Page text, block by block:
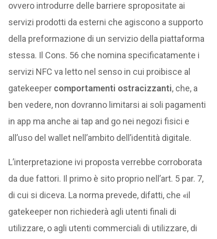
ovvero introdurre delle barriere spropositate ai
servizi prodotti da esterni che agiscono a supporto
della preformazione di un servizio della piattaforma
stessa. Il Cons. 56 che nomina specificatamente i
servizi NFC va letto nel senso in cui proibisce al
gatekeeper comportamenti ostracizzanti, che, a
ben vedere, non dovranno limitarsi ai soli pagamenti
in app ma anche ai tap and go nei negozi fisici e
all’uso del wallet nell’ambito dell’identità digitale.
L’interpretazione ivi proposta verrebbe corroborata
da due fattori. Il primo è sito proprio nell’art. 5 par. 7,
di cui si diceva. La norma prevede, difatti, che «il
gatekeeper non richiederà agli utenti finali di
utilizzare, o agli utenti commerciali di utilizzare, di